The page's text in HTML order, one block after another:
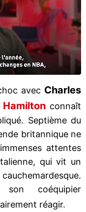
avec Charles
Hamilton connaît
Septième du
britannique ne
attentes
qui vit un
coéquipier
réagir.